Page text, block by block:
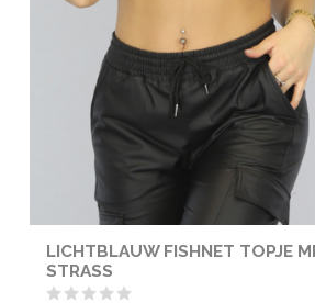
LICHTBLAUW FISHNET TOPJE
STRASS